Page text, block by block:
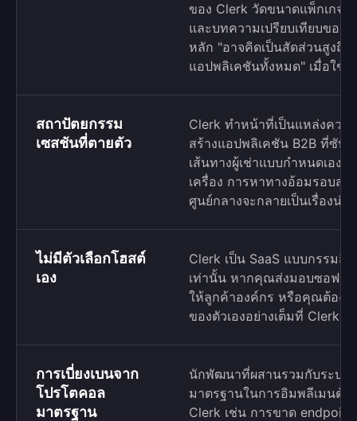
ของ Clerk วัดขนาดแพ็กเกจ
และบทความเปรียบเทียบของ
หลัก "อาจคิดเป็นสัดส่วนสูงถึง
แอปพลิเคชันทั้งหมด" เมื่อใช้ค
สถาปัตยกรรม
เซสชันที่ตายตัว
Clerk ทำหน้าที่เป็นแหล่งควา
สร้างแอปพลิเคชัน B2B ที่ซับ
เส้นทางผู้เช่าแบบกำหนดเอง
เครื่อง การหาทางอ้อมรอบส
ศูนย์กลางจะกลายเป็นเรื่องน่า
ไม่มีตัวเลือกโฮสต์
เอง
Clerk เป็น SaaS แบบกรรมสิ
เท่านั้น หากคุณส่งมอบซอฟต์
ให้ลูกค้าองค์กร หรือคุณต้องก
ของตัวเองอย่างเต็มที่ Clerk
การเบี่ยงเบนจาก
โปรโตคอล
มาตรฐาน
นักพัฒนาที่ผสานรวมกับระบบ
มาตรฐานในการอิมพลีเมนต์
Clerk เช่น การขาด